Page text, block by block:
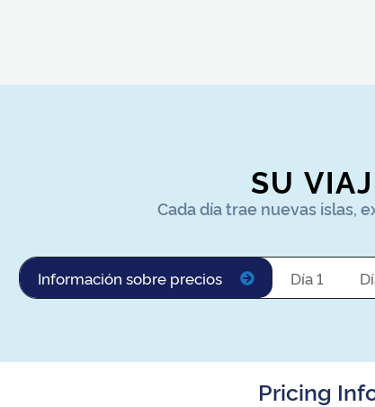
SU
Cada día trae nuevas islas,
Información sobre precios Día 1
Pricing